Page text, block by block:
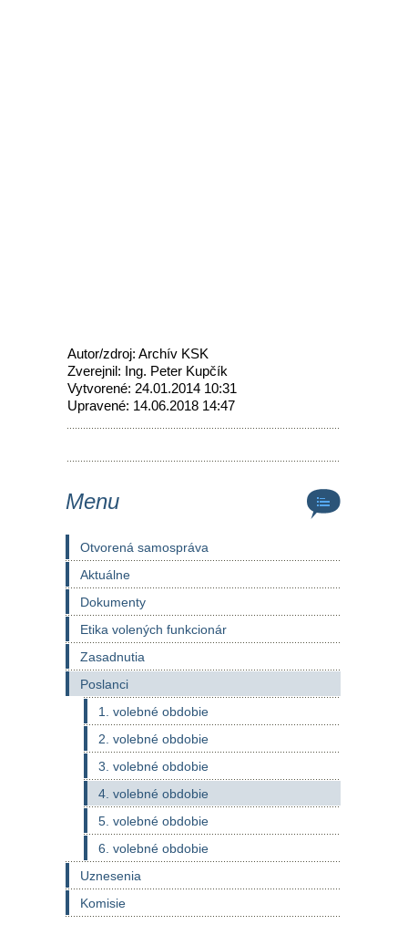
Autor/zdroj: Archív KSK
Zverejnil: Ing. Peter Kupčík
Vytvorené: 24.01.2014 10:31
Upravené: 14.06.2018 14:47
Menu
Otvorená samospráva
Aktuálne
Dokumenty
Etika volených funkcionár
Zasadnutia
Poslanci
1. volebné obdobie
2. volebné obdobie
3. volebné obdobie
4. volebné obdobie
5. volebné obdobie
6. volebné obdobie
Uznesenia
Komisie